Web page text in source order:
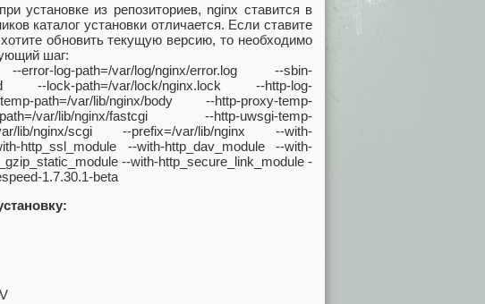
установке из репозиториев, nginx ставится в
каталог установки отличается. Если ставите
обновить текущую версию, то необходимо
шаг:
log-path=/var/log/nginx/error.log --sbin-
--lock-path=/var/lock/nginx.lock --http-log-
path=/var/lib/nginx/body --http-proxy-temp-
var/lib/nginx/fastcgi --http-uwsgi-temp-
var/lib/nginx/scgi --prefix=/var/lib/nginx --with-
http_ssl_module --with-http_dav_module --with-
--with-http_secure_link_module -
1.7.30.1-beta